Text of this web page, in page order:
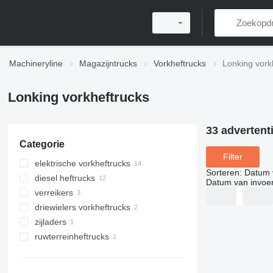
Machineryline Magazijntrucks Vorkheftrucks Lonking
Lonking vorkheftrucks
Categorie
elektrische vorkheftrucks
diesel heftrucks
verreikers
driewielers vorkheftrucks
zijladers
ruwterreinheftrucks
33
Filter
Sorteren: Datum
Datum van